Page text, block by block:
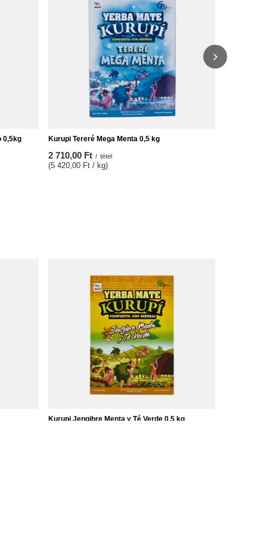
0,5kg Kurupi Tereré Mega Menta 0,5 kg
2 710,00 Ft / tétel
(5 420,00 Ft / kg)
Kurupi Jengibre Menta y Té Verde 0,5 kg